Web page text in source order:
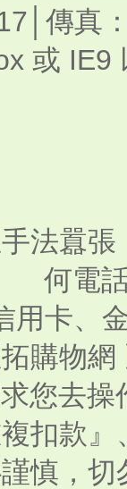
傳真
或 IE9
法囂
何電
用卡、
購物
您去操
複扣款
慎，